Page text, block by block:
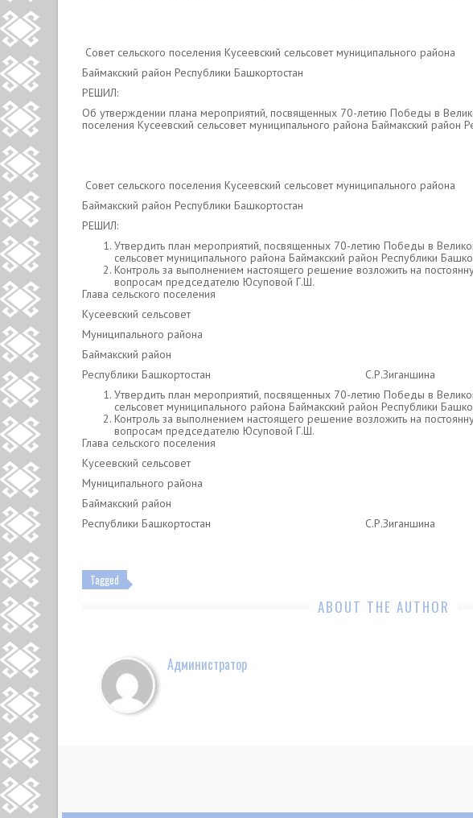
Совет сельского поселения Кусеевский сельсовет муниципального района
Баймакский район Республики Башкортостан
РЕШИЛ:
Об утверждении плана мероприятий, посвященных 70-летию Победы в
поселения Кусеевский сельсовет муниципального района Баймакский район
Совет сельского поселения Кусеевский сельсовет муниципального района
Баймакский район Республики Башкортостан
РЕШИЛ:
Утвердить план мероприятий, посвященных 70-летию Победы в
сельсовет муниципального района Баймакский район Республики
Контроль за выполнением настоящего решение возложить на
вопросам председателю Юсуповой Г.Ш.
Глава сельского поселения
Кусеевский сельсовет
Муниципального района
Баймакский район
Республики Башкортостан С.Р.Зиганшина
Утвердить план мероприятий, посвященных 70-летию Победы в
сельсовет муниципального района Баймакский район Республики
Контроль за выполнением настоящего решение возложить на
вопросам председателю Юсуповой Г.Ш.
Глава сельского поселения
Кусеевский сельсовет
Муниципального района
Баймакский район
Республики Башкортостан С.Р.Зиганшина
Tagged
ABOUT THE AUTHOR
Администратор